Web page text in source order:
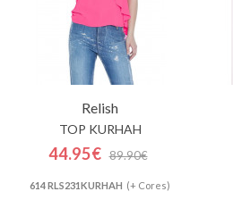
Relish
TOP KURHAH
44.95€ 89.90€
614 RLS231KURHAH (+ Cores)